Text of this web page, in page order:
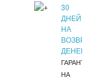
30
ДНЕЙ
НА
ВОЗВРАТ
ДЕНЕГ
ГАРАНТИЯ
НА